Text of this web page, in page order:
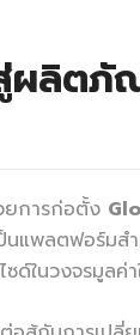
ผลิต
การก่อตั้ง
แพลตฟอร์มส
ในวงจรมูลค่